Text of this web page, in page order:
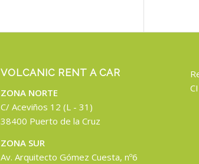
VOLCANIC RENT A CAR
ZONA NORTE
C/ Aceviños 12 (L - 31)
38400 Puerto de la Cruz
ZONA SUR
Av. Arquitecto Gómez Cuesta, nº6